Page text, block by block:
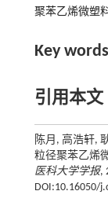
聚苯乙烯微塑
Key words
引用本文
陈月, 高浩轩,
粒径聚苯乙烯
医科大学学报,
DOI:10.16050/